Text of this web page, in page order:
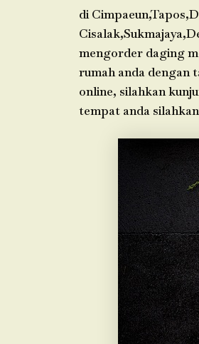
di
mengorder daging
rumah anda dengan
online, silahkan
tempat anda